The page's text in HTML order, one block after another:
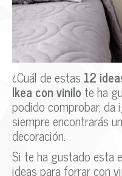
¿Cuál de estas 12
Ikea con vinilo te ha
podido comprobar, da
siempre encontrarás
decoración.
Si te ha gustado esta
ideas para forrar con